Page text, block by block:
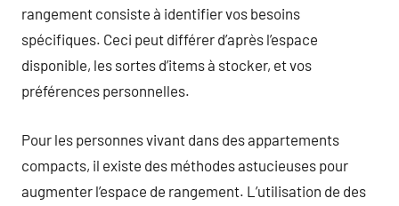
rangement consiste à identifier vos besoins
spécifiques. Ceci peut différer d’après l’espace
disponible, les sortes d’items à stocker, et vos
préférences personnelles.
Pour les personnes vivant dans des appartements
compacts, il existe des méthodes astucieuses pour
augmenter l’espace de rangement. L’utilisation de des